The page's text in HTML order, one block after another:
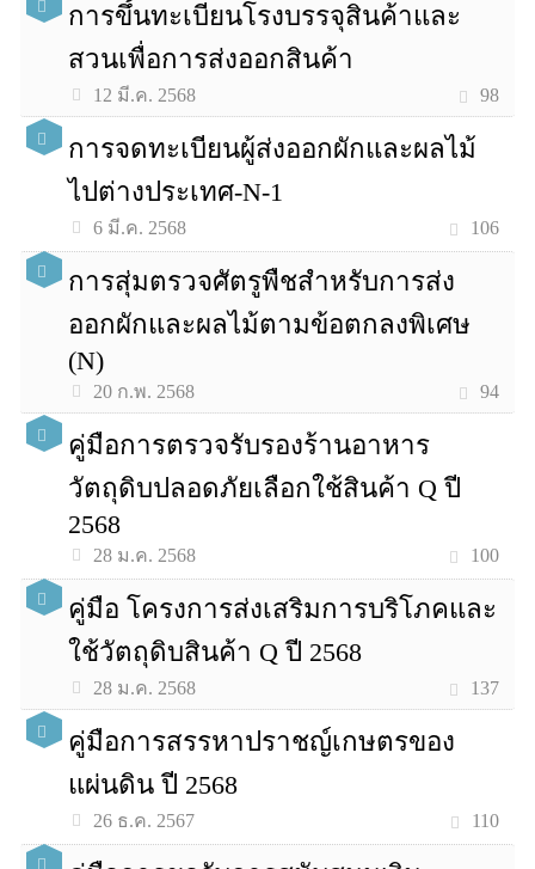
การขึ้นทะเบียนโรงบรรจุสินค้าและ
สวนเพื่อการส่งออกสินค้า
12 มี.ค. 2568 98
การจดทะเบียนผู้ส่งออกผักและผลไม้
ไปต่างประเทศ-N-1
6 มี.ค. 2568 106
การสุ่มตรวจศัตรูพืชสำหรับการส่ง
ออกผักและผลไม้ตามข้อตกลงพิเศษ
(N)
20 ก.พ. 2568 94
คู่มือการตรวจรับรองร้านอาหาร
วัตถุดิบปลอดภัยเลือกใช้สินค้า Q ปี
2568
28 ม.ค. 2568 100
คู่มือ โครงการส่งเสริมการบริโภคและ
ใช้วัตถุดิบสินค้า Q ปี 2568
28 ม.ค. 2568 137
คู่มือการสรรหาปราชญ์เกษตรของ
แผ่นดิน ปี 2568
26 ธ.ค. 2567 110